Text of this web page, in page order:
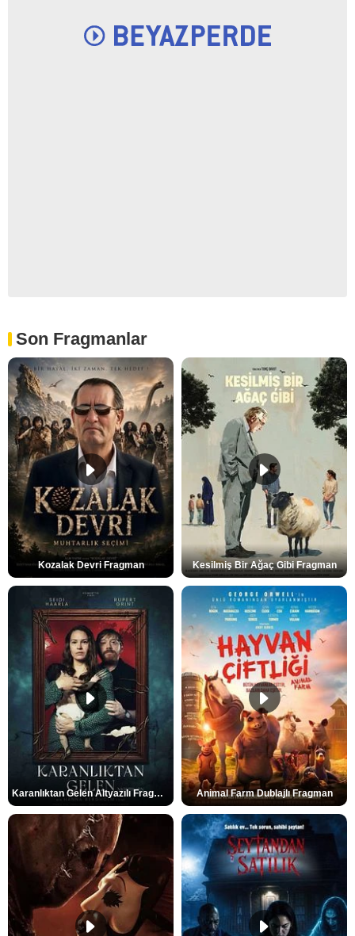
Son Fragmanlar
Kozalak Devri Fragman Kesilmiş Bir Ağaç Gibi Fragman
Karanlıktan Gelen Altyazılı Fragman Animal Farm Dublajlı Fragman